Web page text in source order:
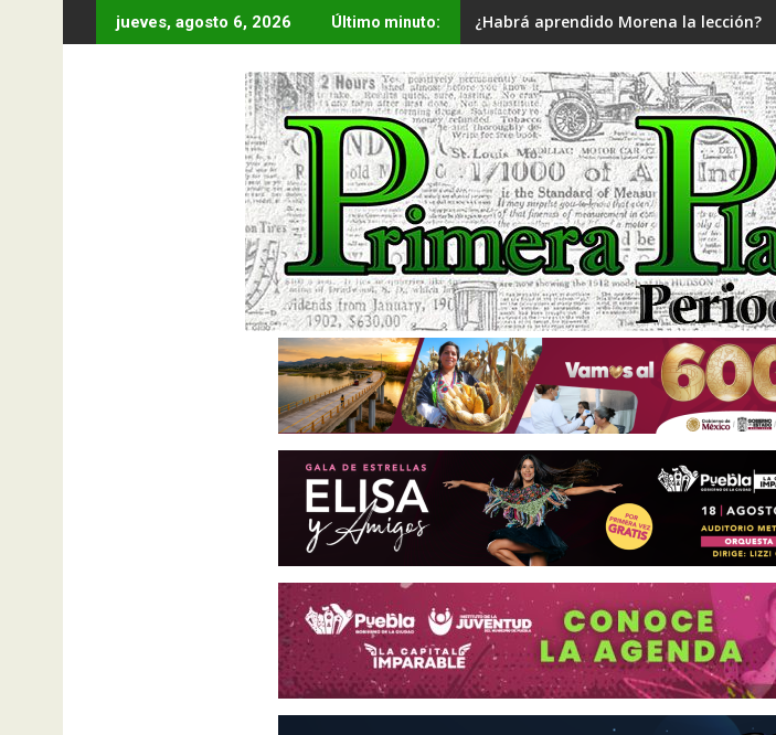
al
jueves, agosto 6, 2026 Último minuto: ¿Habrá aprendido Morena la lección?